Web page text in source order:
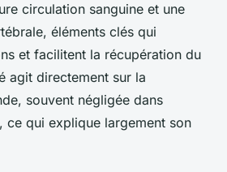
circulation sanguine et une
éléments clés qui
et facilitent la récupération du
agit directement sur la
souvent négligée dans
ce qui explique largement son